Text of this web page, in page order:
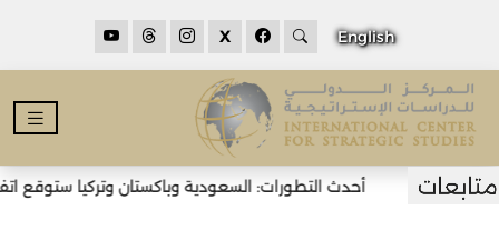
English
X
أحدث التطورات: السعودية وباكستان وتركيا ستوقع